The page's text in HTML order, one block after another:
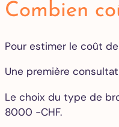
Combien
Pour estimer le coût
Une première
Le choix du type de
8000 -CHF.